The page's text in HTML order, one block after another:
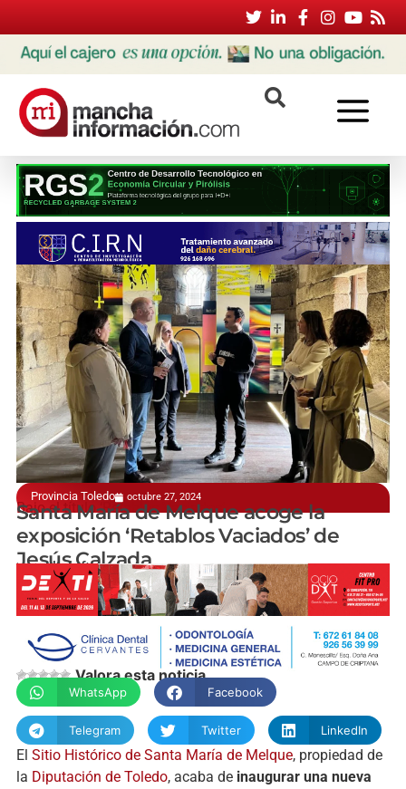
Provincia Toledo octubre 27, 2024
Bajo el título ‘Retablos Vaciados’
Santa María de Melque acoge la
exposición ‘Retablos Vaciados’ de
Jesús Calzada
manchainformacion.com
Valora esta noticia
WhatsApp Facebook
Telegram Twitter LinkedIn
El Sitio Histórico de Santa María de Melque, propiedad de
la Diputación de Toledo, acaba deinaugurar una nueva